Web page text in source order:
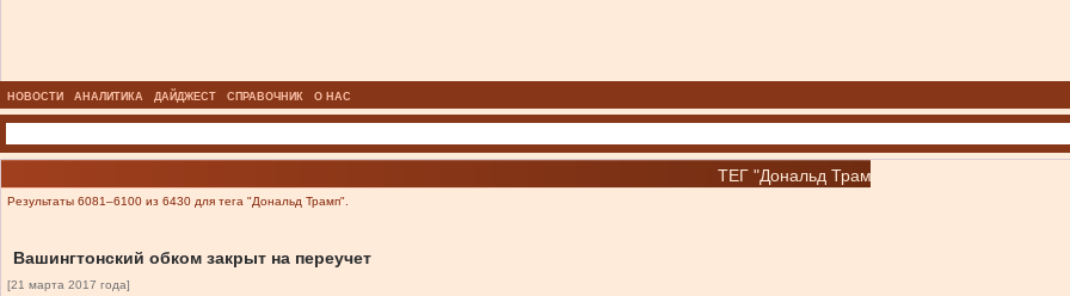
НОВОСТИ АНАЛИТИКА ДАЙДЖЕСТ СПРАВОЧНИК О НАС
ТЕГ "Дональд Трамп"
Результаты 6081–6100 из 6430 для тега "Дональд Трамп".
Вашингтонский обком закрыт на переучет
[21 марта 2017 года]